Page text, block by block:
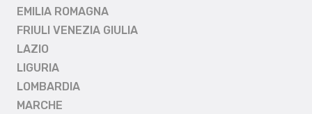
EMILIA ROMAGNA
FRIULI VENEZIA GIULIA
LAZIO
LIGURIA
LOMBARDIA
MARCHE